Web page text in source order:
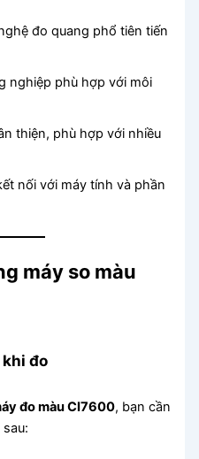
đo quang phổ tiên tiến
nghiệp phù hợp với môi
thiện, phù hợp với nhiều
nối với máy tính và phần
máy so màu
đo
đo màu CI7600, bạn cần